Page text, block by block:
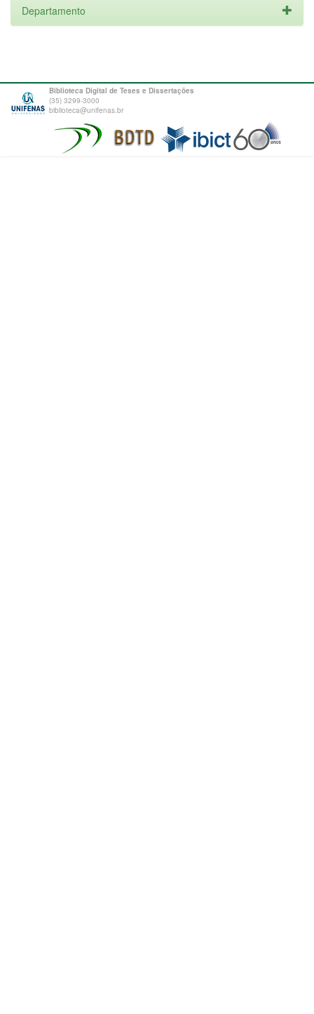
Departamento
Biblioteca Digital de Teses e Dissertações
(35) 3299-3000
biblioteca@unifenas.br